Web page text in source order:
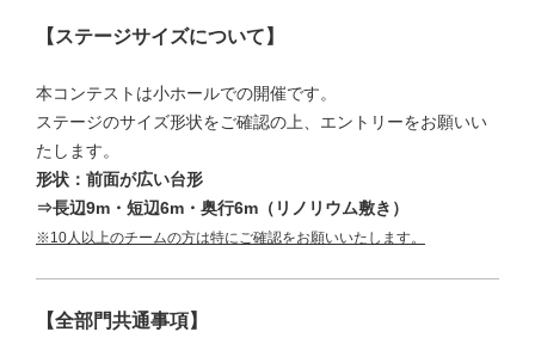
【ステージサイズについて】
本コンテストは小ホールでの開催です。
ステージのサイズ形状をご確認の上、エントリーをお願いい
たします。
形状：前面が広い台形
⇒長辺9m・短辺6m・奥行6m（リノリウム敷き）
※10人以上のチームの方は特にご確認をお願いいたします。
【全部門共通事項】